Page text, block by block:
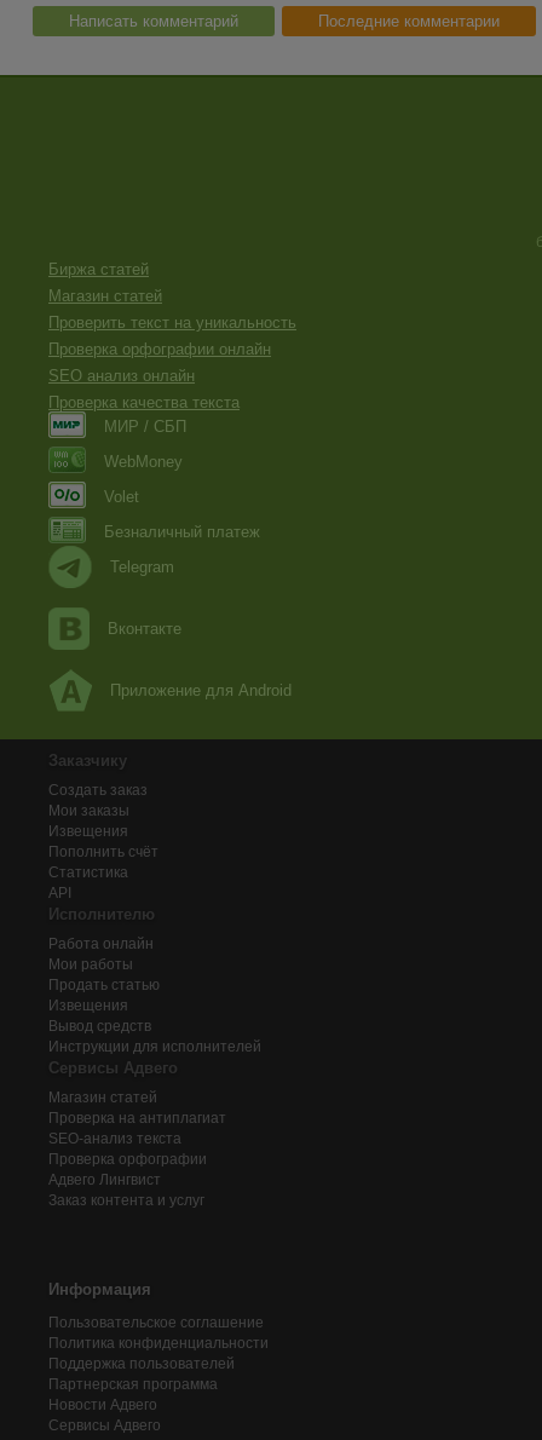
Написать комментарий Последние комментарии
Биржа статей
Магазин статей
Проверить текст на уникальность
Проверка орфографии онлайн
SEO анализ онлайн
Проверка качества текста
МИР / СБП
WebMoney
Volet
Безналичный платеж
Telegram
Вконтакте
Приложение для Android
Заказчику
Создать заказ
Мои заказы
Извещения
Пополнить счёт
Статистика
API
Исполнителю
Работа онлайн
Мои работы
Продать статью
Извещения
Вывод средств
Инструкции для исполнителей
Сервисы Адвего
Магазин статей
Проверка на антиплагиат
SEO-анализ текста
Проверка орфографии
Адвего Лингвист
Заказ контента и услуг
Информация
Пользовательское соглашение
Политика конфиденциальности
Поддержка пользователей
Партнерская программа
Новости Адвего
Сервисы Адвего